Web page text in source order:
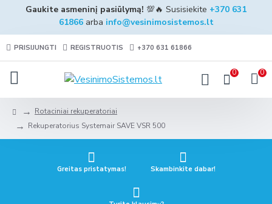
Gaukite asmeninį pasiūlymą! 💯🔥 Susisiekite +370 631
61866arba info@vesinimosistemos.lt
PRISIJUNGTI REGISTRUOTIS +370 631 61866
0 0
Rotaciniai rekuperatoriai
Rekuperatorius Systemair SAVE VSR 500
Greitas pristatymas! Skambinkite dabar!